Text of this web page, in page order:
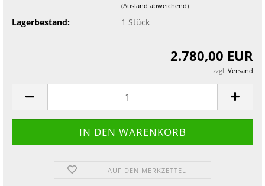
(Ausland abweichend)
Lagerbestand: 1 Stück
2.780,00 EUR
zzgl. Versand
AUF DEN MERKZETTEL